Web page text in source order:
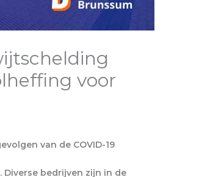
voor
van de COVID-19
bedrijven zijn in de